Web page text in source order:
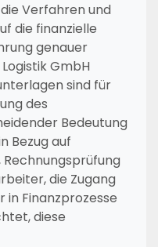
Verfahren und
die finanzielle
genauer
GmbH
sind für
des
Bedeutung
Bezug auf
die Zugang
in Finanzprozesse
diese